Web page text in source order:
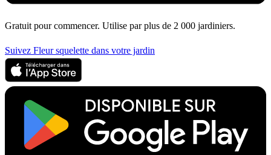
Gratuit pour commencer. Utilise par plus de 2 000 jardiniers.
Suivez Fleur squelette dans votre jardin